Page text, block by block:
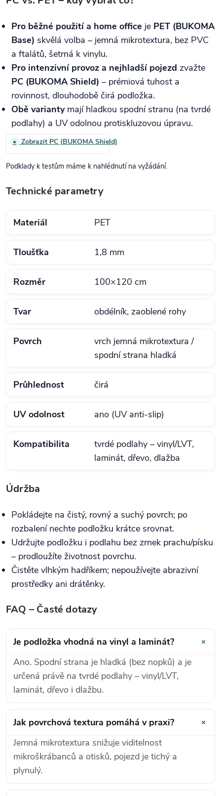
Pro běžné použití a home office je PET (BUKOMA
Base) skvělá volba – jemná mikrotextura, bez PVC
a ftalátů, šetrná k vinylu.
Pro intenzivní provoz a nejhladší pojezd zvažte
PC (BUKOMA Shield) – prémiová tuhost a
rovinnost, dlouhodobě čirá podložka.
Obě variantymají hladkou spodní stranu (na tvrdé
podlahy) a UV odolnou protiskluzovou úpravu.
● Zobrazit PC (BUKOMA Shield)
Podklady k testům máme k nahlédnutí na vyžádání.
Technické parametry
Materiál PET
Tloušťka 1,8 mm
Rozměr 100×120 cm
Tvar obdélník, zaoblené rohy
Povrch
vrch jemná mikrotextura /
spodní strana hladká
Průhlednost čirá
UV odolnost ano (UV anti‑slip)
Kompatibilita
tvrdé podlahy – vinyl/LVT,
laminát, dřevo, dlažba
Údržba
Pokládejte na čistý, rovný a suchý povrch; po
rozbalení nechte podložku krátce srovnat.
Udržujte podložku i podlahu bez zrnek prachu/písku
– prodloužíte životnost povrchu.
Čistěte vlhkým hadříkem; nepoužívejte abrazivní
prostředky ani drátěnky.
FAQ – Časté dotazy
Je podložka vhodná na vinyl a laminát? +
Ano. Spodní strana je hladká (bez nopků) a je
určená právě na tvrdé podlahy – vinyl/LVT,
laminát, dřevo i dlažbu.
Jak povrchová textura pomáhá v praxi? +
Jemná mikrotextura snižuje viditelnost
mikroškrábanců a otisků, pojezd je tichý a
plynulý.